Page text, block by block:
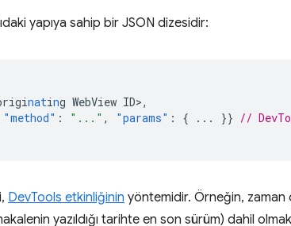
yapıya sahip bir JSON dizesidir:
nating WebView ID>,
"method" : "..." , "params" : { ... }} //
DevTools etkinliğinin yöntemidir. Örneğin, zaman
yazıldığı tarihte en son sürüm) dahil